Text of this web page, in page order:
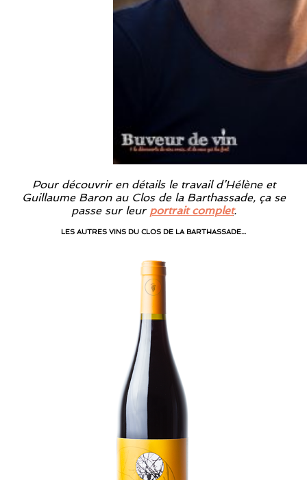
Pour découvrir en détails le travail d’Hélène et
Guillaume Baron au Clos de la Barthassade, ça se
passe sur leur portrait complet.
LES AUTRES VINS DU CLOS DE LA BARTHASSADE…